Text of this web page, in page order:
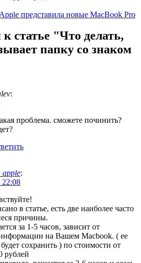
представила новые MacBook Pro
к статье "Что делать,
папку со знаком
:
проблема. сможете починить?
:
22:08
в статье, есть две наиболее часто
причины.
за 1-5 часов, зависит от
на Вашем Macbook. ( ее
сохранить ) по стоимости от
рублей